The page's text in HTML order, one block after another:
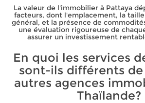
La valeur de l'immobilier à Pattaya
facteurs, dont l'emplacement, la
général, et la présence de
une évaluation rigoureuse de
assurer un investissement
En quoi les services
sont-ils différents de
autres agences
Thaïlande?